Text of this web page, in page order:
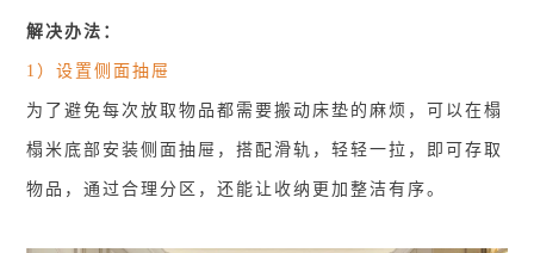
解决办法：
1）设置侧面抽屉
为了避免每次放取物品都需要搬动床垫的麻烦，可以在榻
榻米底部安装侧面抽屉，搭配滑轨，轻轻一拉，即可存取
物品，通过合理分区，还能让收纳更加整洁有序。